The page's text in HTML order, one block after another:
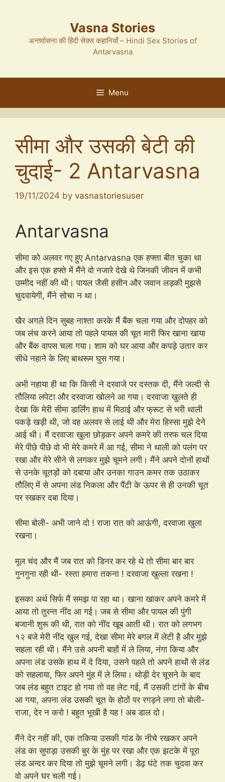
Vasna Stories
अन्तर्वासना की हिंदी सेक्स कहानियाँ – Hindi Sex Stories of
Antarvasna
Menu
सीमा और उसकी बेटी की
चुदाई- 2 Antarvasna
19/11/2024 by vasnastoriesuser
Antarvasna
सीमा को अलवर गए हुए Antarvasna एक हफ्ता बीत चुका था
और इस एक हफ्ते में मैंने वो नजारे देखे थे जिनकी जीवन में कभी
उम्मीद नहीं की थी। पायल जैसी हसीन और जवान लड़की मुझसे
चुदवायेगी, मैंने सोचा न था।
खैर अगले दिन सुबह नाश्ता करके मैं बैंक चला गया और दोपहर को
जब लंच करने आया तो पहले पायल की चूत मारी फिर खाना खाया
और बैंक वापस चला गया। शाम को घर आया और कपड़े उतार कर
सीधे नहाने के लिए बाथरूम घुस गया।
अभी नहाया ही था कि किसी ने दरवाजे पर दस्तक दी, मैंने जल्दी से
तौलिया लपेटा और दरवाजा खोलने आ गया। दरवाजा खुलते ही
देखा कि मेरी सीमा डार्लिंग हाथ में मिठाई और फ्रूट से भरी थाली
पकड़े खड़ी थी, जो वह अलवर से लाई थी और मेरा हिस्सा मुझे देने
आई थी। मैं दरवाजा खुला छोड़कर अपने कमरे की तरफ चल दिया
मेरे पीछे पीछे वो भी मेरे कमरे में आ गई, सीमा ने थाली को पलंग पर
रखा और मेरे सीने से लगकर मुझे चूमने लगी। मैंने अपने दोनों हाथों
से उनके चूतड़ों को दबाया और उनका गाउन कमर तक उठाकर
तौलिए में से अपना लंड निकला और पैंटी के ऊपर से ही उनकी चूत
पर रखकर दबा दिया।
सीमा बोली- अभी जाने दो ! राजा रात को आऊंगी, दरवाजा खुला
रखना।
मूल चंद और मैं जब रात को डिनर कर रहे थे तो सीमा बार बार
गुनगुना रही थी- रस्ता हमारा तकना ! दरवाजा खुल्ला रखना !
इसका अर्थ सिर्फ मैं समझ पा रहा था। खाना खाकर अपने कमरे में
आया तो तुरन्त नींद आ गई। जब से सीमा और पायल की पुंगी
बजानी शुरू की थी, रात को नींद खूब आती थी। रात को लगभग
१२ बजे मेरी नींद खुल गई, देखा सीमा मेरे बगल में लेटी है और मुझे
सहला रही थी। मैंने उसे अपनी बाहों में ले लिया, नंगा किया और
अपना लंड उसके हाथ में दे दिया, उसने पहले तो अपने हाथों से लंड
को सहलाया, फिर अपने मुंह में ले लिया। थोड़ी देर चूसने के बाद
जब लंड बहुत टाइट हो गया तो वह लेट गई, मैं उसकी टांगों के बीच
आ गया, अपना लंड उसकी चूत के होठों पर रगड़ने लगा तो बोली-
राजा, देर न करो ! बहुत भूखी है यह ! अब डाल दो।
मैंने देर नहीं की, एक तकिया उसकी गांड के नीचे रखकर अपने
लंड का सुपाड़ा उसकी बुर के मुंह पर रखा और एक झटके में पूरा
लंड अन्दर कर दिया तो मुझे चूमने लगी। डेढ़ घंटे तक चुदवा कर
वो अपने घर चली गई।